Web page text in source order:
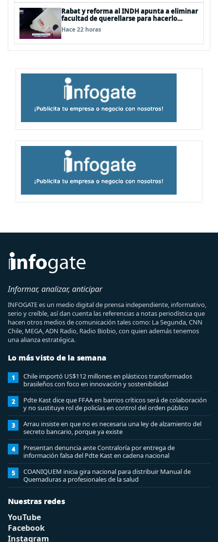
Rabat y reforma al INDH apunta a eliminar
facultad de querellarse para hacerlo
“consultivo”
Hace 22 horas
Informar, analizar, anticipar
INFOGATE es un medio digital de prensa independiente, informativo,
serio y creíble, así dan cuenta las referencias a notas periodística que
hacen otros medios de comunicación tales como: La Segunda, CNN
Chile, MEGA, ADN Radio, Radio Biobio, con quien además tenemos
una alianza estratégica.
Lo más visto de la semana
1
Chile importó US$112 millones en plásticos transformados
brasileños con foco en innovación y sostenibilidad
2
Pdte Kast dice que FFAA en barrios críticos será de colaboración
y no sustituye rol de policías en control del orden público
3
Arrau insiste en que no es necesaria una ley de alzamiento del
secreto bancario, porque ya existe
4
Presentan denuncia ante Contraloría por entrega de
información falsa del Pdte Kast en cadena nacional
5
COANIQUEM inicia gira nacional para distribuir Manual de
Quemaduras a profesionales de la salud
Nuestras redes
YouTube
Facebook
Instagram